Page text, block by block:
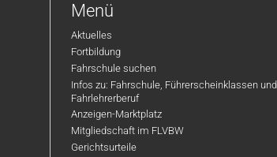
Menü
Aktuelles
Fortbildung
Fahrschule suchen
Infos zu: Fahrschule, Führerscheinklassen und
Fahrlehrerberuf
Anzeigen-Marktplatz
Mitgliedschaft im FLVBW
Gerichtsurteile